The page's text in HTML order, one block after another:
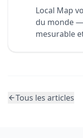
Local Map
du monde
mesurable
Tous les articles